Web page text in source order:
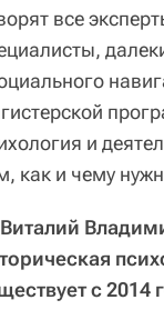
все
и
как и чему
Виталий
с 2014